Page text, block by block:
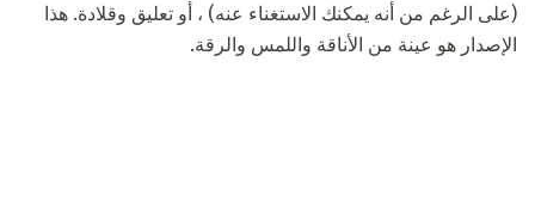
(على الرغم من أنه يمكنك الاستغناء عنه) ، أو تعليق وقلادة. هذا
الإصدار هو عينة من الأناقة واللمس والرقة.